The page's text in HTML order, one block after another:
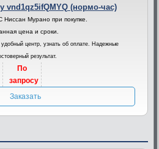
vnd1qz5ifQMYQ (нормо-час)
Ниссан Мурано при покупке.
цена и сроки.
удобный центр, узнать об оплате. Надежные
результат.
По
запросу
Заказать